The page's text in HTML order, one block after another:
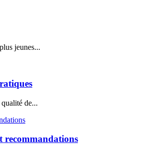
jeunes...
de...
recommandations